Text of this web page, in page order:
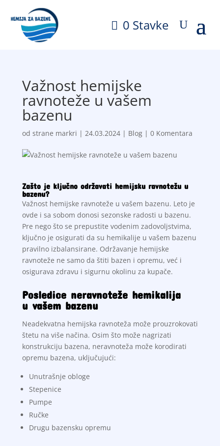
0 Stavke
Važnost hemijske
ravnoteže u vašem
bazenu
od strane markri | 24.03.2024| Blog| 0 Komentara
Zašto je ključno održavati hemijsku ravnotežu u
bazenu?
Važnost hemijske ravnoteže u vašem bazenu. Leto je
ovde i sa sobom donosi sezonske radosti u bazenu.
Pre nego što se prepustite vodenim zadovoljstvima,
ključno je osigurati da su hemikalije u vašem bazenu
pravilno izbalansirane. Održavanje hemijske
ravnoteže ne samo da štiti bazen i opremu, već i
osigurava zdravu i sigurnu okolinu za kupače.
Posledice neravnoteže hemikalija
u vašem bazenu
Neadekvatna hemijska ravnoteža može prouzrokovati
štetu na više načina. Osim što može nagrizati
konstrukciju bazena, neravnoteža može korodirati
opremu bazena, uključujući:
Unutrašnje obloge
Stepenice
Pumpe
Ručke
Drugu bazensku opremu